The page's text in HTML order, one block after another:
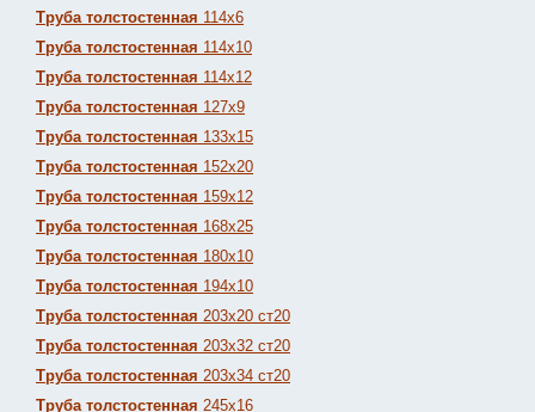
Труба толстостенная 114х6
Труба толстостенная 114х10
Труба толстостенная 114х12
Труба толстостенная 127х9
Труба толстостенная 133х15
Труба толстостенная 152х20
Труба толстостенная 159х12
Труба толстостенная 168х25
Труба толстостенная 180х10
Труба толстостенная 194х10
Труба толстостенная 203х20 ст20
Труба толстостенная 203х32 ст20
Труба толстостенная 203х34 ст20
Труба толстостенная 245х16